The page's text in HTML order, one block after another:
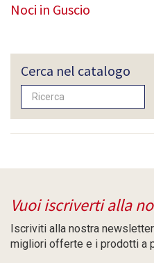
Noci in Guscio
Cerca nel catalogo
Vuoi iscriverti alla
Iscriviti alla nostra
migliori offerte e i prodotti a